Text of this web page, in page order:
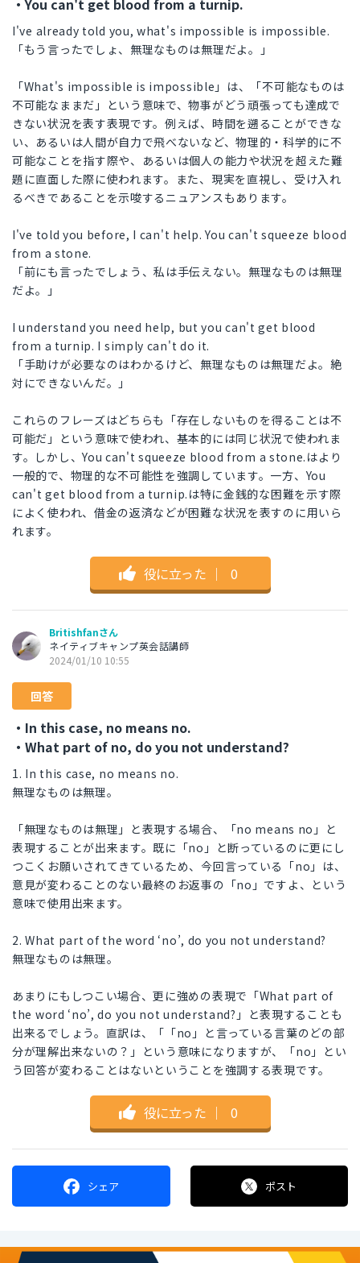
・You can't get blood from a turnip.
I've already told you, what's impossible is impossible.
「もう言ったでしょ、無理なものは無理だよ。」
「What's impossible is impossible」は、「不可能なものは
不可能なままだ」という意味で、物事がどう頑張っても達成で
きない状況を表す表現です。例えば、時間を遡ることができな
い、あるいは人間が自力で飛べないなど、物理的・科学的に不
可能なことを指す際や、あるいは個人の能力や状況を超えた難
題に直面した際に使われます。また、現実を直視し、受け入れ
るべきであることを示唆するニュアンスもあります。
I've told you before, I can't help. You can't squeeze blood
from a stone.
「前にも言ったでしょう、私は手伝えない。無理なものは無理
だよ。」
I understand you need help, but you can't get blood
from a turnip. I simply can't do it.
「手助けが必要なのはわかるけど、無理なものは無理だよ。絶
対にできないんだ。」
これらのフレーズはどちらも「存在しないものを得ることは不
可能だ」という意味で使われ、基本的には同じ状況で使われま
す。しかし、You can't squeeze blood from a stone.はより
一般的で、物理的な不可能性を強調しています。一方、You
can't get blood from a turnip.は特に金銭的な困難を示す際
によく使われ、借金の返済などが困難な状況を表すのに用いら
れます。
役に立った ｜ 0
Britishfanさん
ネイティブキャンプ英会話講師
2024/01/10 10:55
回答
・In this case, no means no.
・What part of no, do you not understand?
1. In this case, no means no.
無理なものは無理。
「無理なものは無理」と表現する場合、「no means no」と
表現することが出来ます。既に「no」と断っているのに更にし
つこくお願いされてきているため、今回言っている「no」は、
意見が変わることのない最終のお返事の「no」ですよ、という
意味で使用出来ます。
2. What part of the word ‘no’, do you not understand?
無理なものは無理。
あまりにもしつこい場合、更に強めの表現で「What part of
the word ‘no’, do you not understand?」と表現することも
出来るでしょう。直訳は、「「no」と言っている言葉のどの部
分が理解出来ないの？」という意味になりますが、「no」とい
う回答が変わることはないということを強調する表現です。
役に立った ｜ 0
シェア ポスト